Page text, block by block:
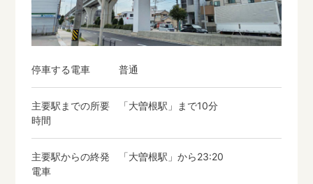
停車する電車 普通
主要駅までの所要
時間
「大曽根駅」まで10分
主要駅からの終発
電車
「大曽根駅」から23:20